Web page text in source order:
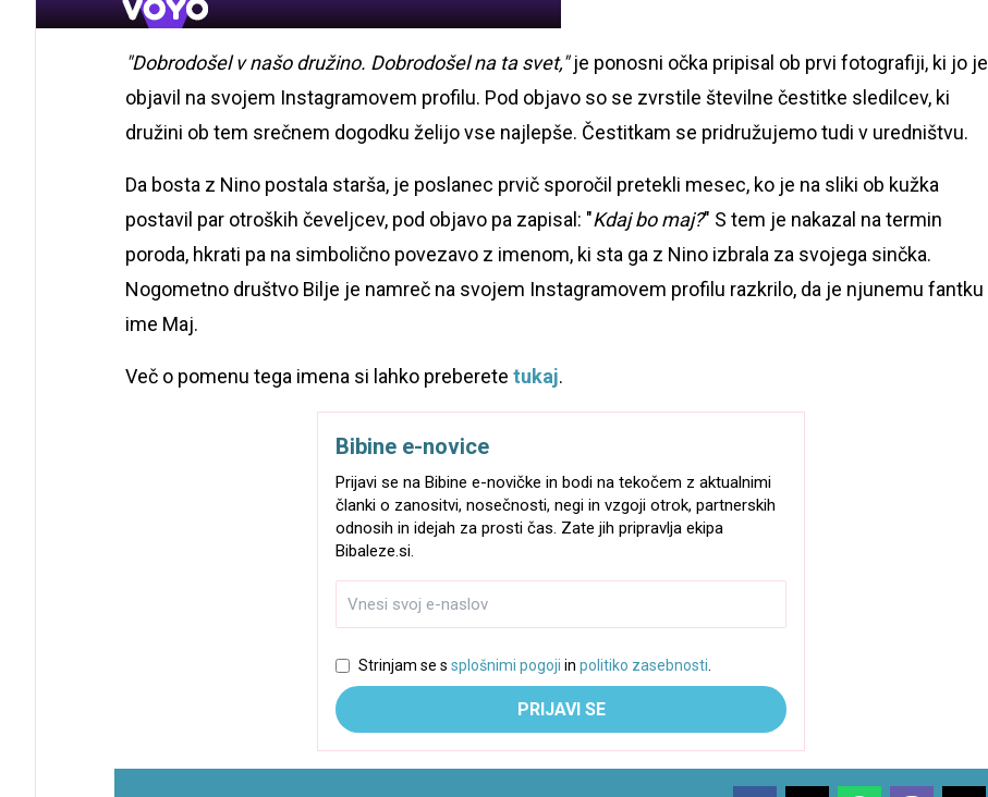
"Dobrodošel v našo družino. Dobrodošel na ta svet,"je ponosni očka pripisal ob prvi fotografiji, ki jo je
objavil na svojem Instagramovem profilu. Pod objavo so se zvrstile številne čestitke sledilcev, ki
družini ob tem srečnem dogodku želijo vse najlepše. Čestitkam se pridružujemo tudi v uredništvu.
Da bosta z Nino postala starša, je poslanec prvič sporočil pretekli mesec, ko je na sliki ob kužka
postavil par otroških čeveljcev, pod objavo pa zapisal: "Kdaj bo maj?" S tem je nakazal na termin
poroda, hkrati pa na simbolično povezavo z imenom, ki sta ga z Nino izbrala za svojega sinčka.
Nogometno društvo Bilje je namreč na svojem Instagramovem profilu razkrilo, da je njunemu fantku
ime Maj.
Več o pomenu tega imena si lahko preberete tukaj.
Bibine e-novice
Prijavi se na Bibine e-novičke in bodi na tekočem z aktualnimi
članki o zanositvi, nosečnosti, negi in vzgoji otrok, partnerskih
odnosih in idejah za prosti čas. Zate jih pripravlja ekipa
Bibaleze.si.
Strinjam se s splošnimi pogoji in politiko zasebnosti
PRIJAVI SE